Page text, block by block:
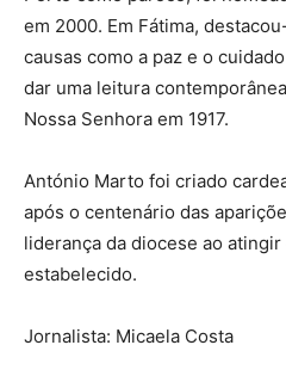
em 2000. Em Fátima,
causas como a paz e o
dar uma leitura
Nossa Senhora em 1917.
António Marto foi criado
após o centenário das
liderança da diocese ao
estabelecido.
Jornalista: Micaela Costa